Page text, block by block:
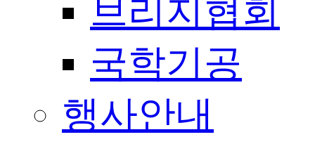
브리지협회
국학기공
행사안내